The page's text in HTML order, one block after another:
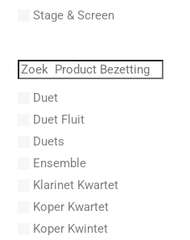
Abreu, Zequinha
Absil, Jean
AC/DC
Acker, Dieter
Acosta, Omar
Stage & Screen
Duet
Duet Fluit
Duets
Ensemble
Klarinet Kwartet
Koper Kwartet
Koper Kwintet